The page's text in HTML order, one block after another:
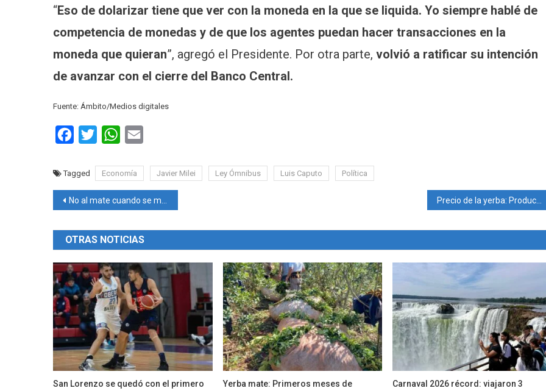
“Eso de dolarizar tiene que ver con la moneda en la que se liquida. Yo siempre hablé de
competencia de monedas y de que los agentes puedan hacer transacciones en la
moneda que quieran”, agregó el Presidente. Por otra parte, volvió a ratificar su intención
de avanzar con el cierre del Banco Central.
Fuente: Ámbito/Medios digitales
Facebook
Twitter WhatsApp
Tagged Economía Javier Milei Ley Ómnibus Luis Caputo Política
Navegación
de
entradas
No al mate cuando se maneja
OTRAS NOTICIAS
San Lorenzo se quedó con el primero
Yerba mate: Primeros meses de
Carnaval 2026 récord: viajaron 3